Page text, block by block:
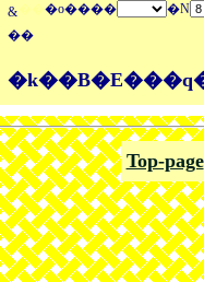
�o����
�N
��
Top-page